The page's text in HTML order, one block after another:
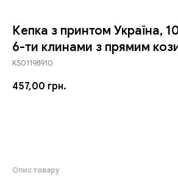
Кепка з принтом Україна,
6-ти клинами з прямим
KS01198910
457,00 грн.
Опис товару